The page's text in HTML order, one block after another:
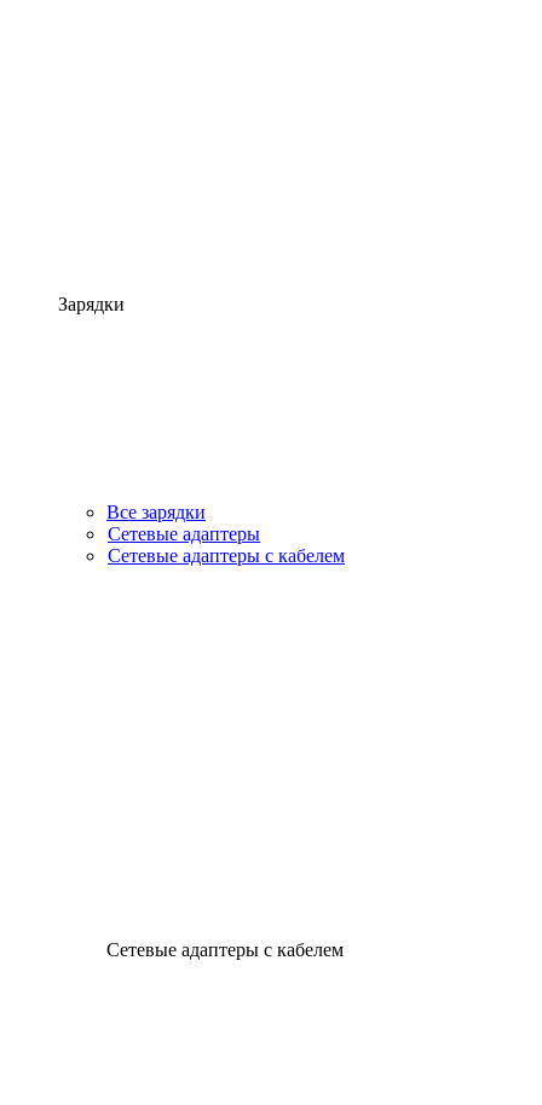
Зарядки
Все зарядки
Сетевые адаптеры
Сетевые адаптеры с кабелем
Сетевые адаптеры с кабелем